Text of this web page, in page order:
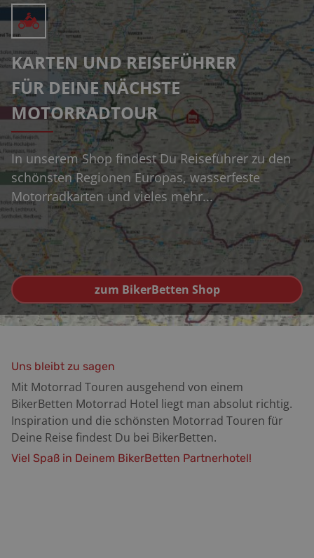
KARTEN UND REISEFÜHRER
FÜR DEINE NÄCHSTE
MOTORRADTOUR
In unserem Shop findest Du Reiseführer zu den
schönsten Regionen Europas, wasserfeste
Motorradkarten und vieles mehr...
zum BikerBetten Shop
Uns bleibt zu sagen
Mit Motorrad Touren ausgehend von einem
BikerBetten Motorrad Hotel liegt man absolut richtig.
Inspiration und die schönsten Motorrad Touren für
Deine Reise findest Du bei BikerBetten.
Viel Spaß in Deinem BikerBetten Partnerhotel!